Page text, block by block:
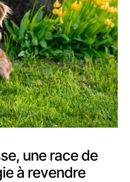
une race de
à revendre